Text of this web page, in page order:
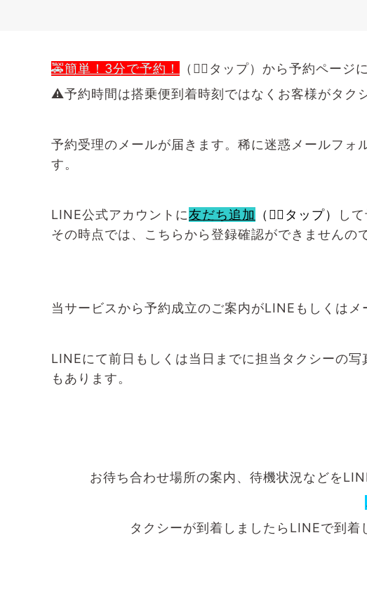
🚕簡単！3分で予約！
（👈🏻タップ）から予約ペー
⚠️予約時間は搭乗便到着時刻ではなくお客様がタク
予約受理のメールが届きます。稀に迷惑メールフォ
す。
LINE公式アカウントに友だち追加 （👈🏻タップ） して
その時点では、こちらから登録確認ができませんの
当サービスから予約成立のご案内がLINEもしくは
LINEにて前日もしくは当日までに担当タクシーの
もあります。
お待ち合わせ場所の案内、待機状況などを
タクシーが到着しましたらLINEで到着